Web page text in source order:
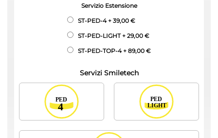
Servizio Estensione
ST-PED-4+ 39,00 €
ST-PED-LIGHT+ 29,00 €
ST-PED-TOP-4+ 89,00 €
Servizi Smiletech